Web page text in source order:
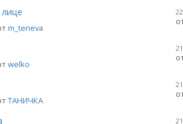
m_teneva
welko
ТАНИЧКА